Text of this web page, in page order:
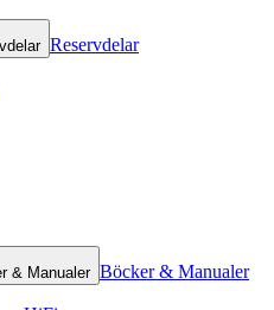
Reservdelar
& Manualer Böcker & Manualer